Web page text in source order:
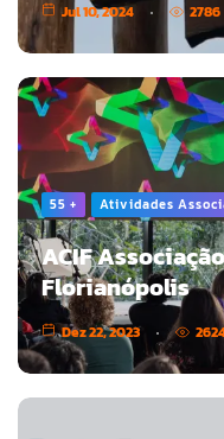
Jul 10, 2024 2786
55 + Atividades
ACIF
Florianópolis
Dez 22, 2023